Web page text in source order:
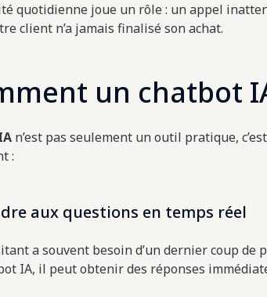
quotidienne joue un rôle : un appel
client n’a jamais finalisé son achat.
un chatbot
n’est pas seulement un outil pratique,
:
aux questions en temps réel
a souvent besoin d’un dernier coup de
IA, il peut obtenir des réponses